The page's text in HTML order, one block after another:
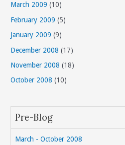
March 2009 (10)
February 2009 (5)
January 2009 (9)
December 2008 (17)
November 2008 (18)
October 2008 (10)
Pre-Blog
March - October 2008